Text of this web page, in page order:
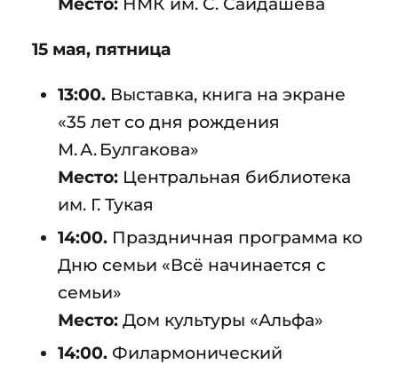
15 мая, пятница
13:00.Выставка, книга на экране
«35 лет со дня рождения
М. А. Булгакова»
Место:Центральная библиотека
им. Г. Тукая
14:00.Праздничная программа ко
Дню семьи «Всё начинается с
семьи»
Место:Дом культуры «Альфа»
14:00.Филармонический